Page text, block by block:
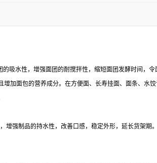
吸水性，增强面团的耐搅拌性，缩短面团发酵时间，
加面包的营养成分。在方便面、长寿挂面、面条、
强制品的持水性，改善口感，稳定外形，延长货架期。